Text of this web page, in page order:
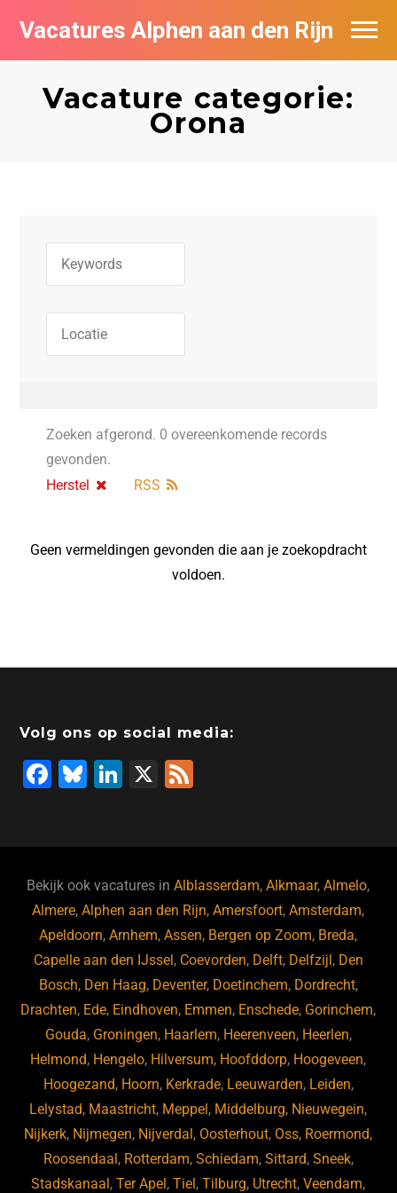
Vacatures Alphen aan den Rijn
Vacature categorie:
Orona
Zoeken afgerond. 0 overeenkomende records
gevonden.
Herstel
RSS
Geen vermeldingen gevonden die aan je zoekopdracht
voldoen.
Volg ons op social media:
F
b
o
o
k
Bl
ky
Li
dI
n
X
Bekijk ook vacatures inAlblasserdam,Alkmaar,Almelo,
Almere,Alphen aan den Rijn,Amersfoort,Amsterdam,
Apeldoorn,Arnhem,Assen, Bergen op Zoom, Breda,
Capelle aan den IJssel , Coevorden, Delft, Delfzijl , Den
Bosch, Den Haag, Deventer, Doetinchem, Dordrecht,
Drachten, Ede, Eindhoven, Emmen, Enschede, Gorinchem,
Gouda, Groningen, Haarlem, Heerenveen, Heerlen,
Helmond, Hengelo, Hilversum, Hoofddorp, Hoogeveen,
Hoogezand, Hoorn, Kerkrade, Leeuwarden, Leiden,
Lelystad, Maastricht, Meppel , Middelburg, Nieuwegein,
Nijkerk, Nijmegen, Nijverdal , Oosterhout, Oss, Roermond,
Roosendaal , Rotterdam, Schiedam, Sittard, Sneek,
Stadskanaal ,Ter Apel ,Tiel ,Tilburg, Utrecht,Veendam,
Vacatures per bedrijf in Alphen aan den
Rijn
De populairste vacatures in Alphen aan